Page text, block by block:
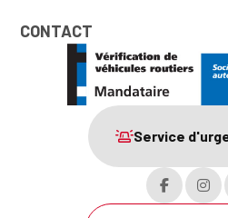
CONTACT
Service